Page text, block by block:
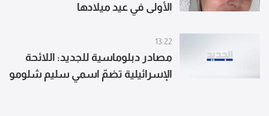
الأولى في عيد ميلادها
13:22
مصادر دبلوماسية للجديد: اللائحة
الإسرائيلية تضمّ اسمي سليم شلومو